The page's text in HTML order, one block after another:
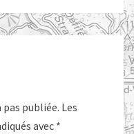
publiée. Les
avec *